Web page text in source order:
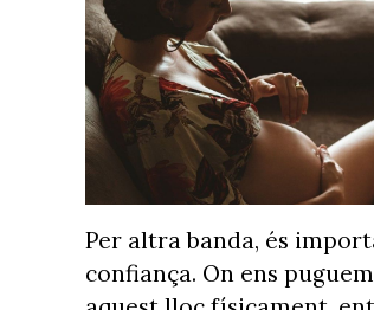
Per altra banda, és
confiança. On ens